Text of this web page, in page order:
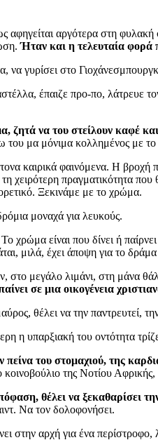
αφηγείται αργότερα στη
Ήταν και η τελευταία
γυρίσει στο
έπαιζε προ-πο, λάτρευε
ζητά να του στείλουν καφέ
του μα μόνιμα κολλημένος με
καιρικά φαινόμενα. Η
χειρότερη πραγματικότητα
Ξεκινάμε με το χρώμα.
μοναχά για λευκούς.
χρώμα είναι που δίνει ή
μιλά, έχει άποψη για το
στο μεγάλο λιμάνι, στη μάνα
σε μια οικογένεια
θέλει να την παντρευτεί,
η υπαρξιακή του οντότητα
του στομαχιού, της
κοινοβούλιο της Νοτίου
θέλει να ξεκαθαρίσει
Να τον δολοφονήσει.
στην αρχή για ένα